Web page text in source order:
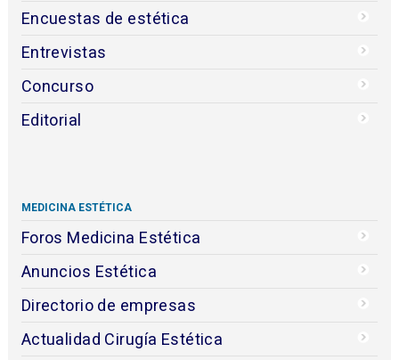
Encuestas de estética
Entrevistas
Concurso
Editorial
MEDICINA ESTÉTICA
Foros Medicina Estética
Anuncios Estética
Directorio de empresas
Actualidad Cirugía Estética